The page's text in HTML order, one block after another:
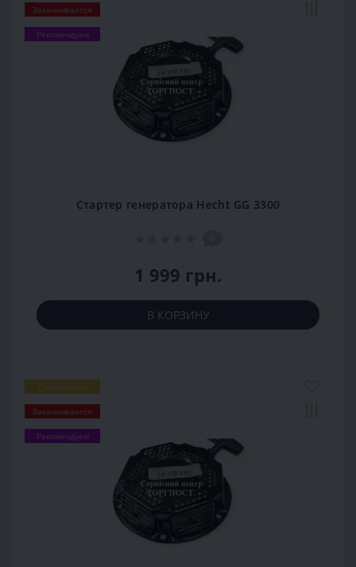
Заканчивается
Рекомендуем
Cтартер генератора Hecht GG 3300
1 999 грн.
В КОРЗИНУ
Популярный
Заканчивается
Рекомендуем